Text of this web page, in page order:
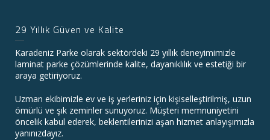
29 Yıllık Güven ve Kalite
Karadeniz Parke olarak sektördeki 29 yıllık deneyimimizle
laminat parke çözümlerinde kalite, dayanıklılık ve estetiği bir
araya getiriyoruz.
Uzman ekibimizle ev ve iş yerleriniz için kişiselleştirilmiş, uzun
ömürlü ve şık zeminler sunuyoruz. Müşteri memnuniyetini
öncelik kabul ederek, beklentilerinizi aşan hizmet anlayışımızla
yanınızdayız.